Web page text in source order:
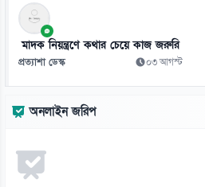
১২
ভিনিসিয়ুসকে ‘হুমকি’ দিয়ে সুর নরম
০৬ আগস্ট
১৩
১৪
মাদক নিয়ন্ত্রণে কথার চেয়ে কাজ জরুরি
প্রত্যাশা ডেস্ক ০৩ আগস্ট
অনলাইন জরিপ